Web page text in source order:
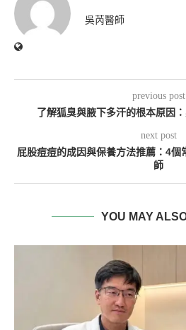
吳芮醫師
previous post
了解狐臭與腋下多汗的根本原因
next post
屁股痘痘的成因與保養方法推薦：4個
師
YOU MAY